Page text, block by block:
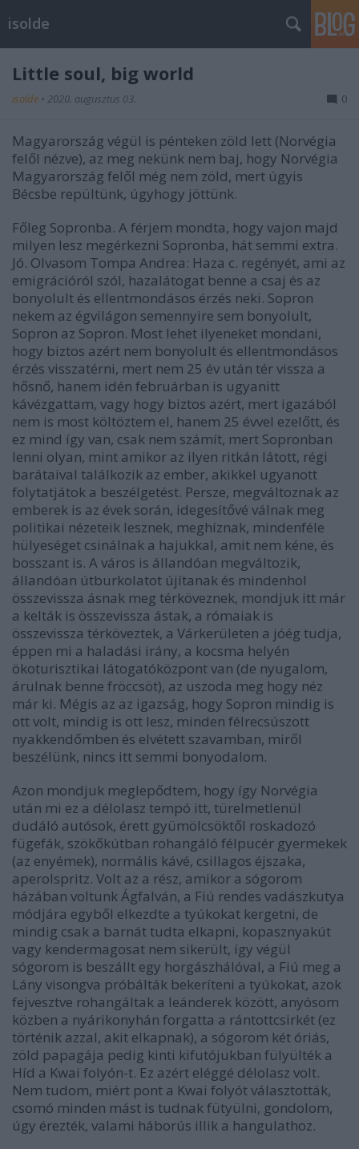
isolde
Little soul, big world
isolde • 2020. augusztus 03. 0
Magyarország végül is pénteken zöld lett (Norvégia
felől nézve), az meg nekünk nem baj, hogy Norvégia
Magyarország felől még nem zöld, mert úgyis
Bécsbe repültünk, úgyhogy jöttünk.
Főleg Sopronba. A férjem mondta, hogy vajon majd
milyen lesz megérkezni Sopronba, hát semmi extra.
Jó. Olvasom Tompa Andrea: Haza c. regényét, ami az
emigrációról szól, hazalátogat benne a csaj és az
bonyolult és ellentmondásos érzés neki. Sopron
nekem az égvilágon semennyire sem bonyolult,
Sopron az Sopron. Most lehet ilyeneket mondani,
hogy biztos azért nem bonyolult és ellentmondásos
érzés visszatérni, mert nem 25 év után tér vissza a
hősnő, hanem idén februárban is ugyanitt
kávézgattam, vagy hogy biztos azért, mert igazából
nem is most költöztem el, hanem 25 évvel ezelőtt, és
ez mind így van, csak nem számít, mert Sopronban
lenni olyan, mint amikor az ilyen ritkán látott, régi
barátaival találkozik az ember, akikkel ugyanott
folytatjátok a beszélgetést. Persze, megváltoznak az
emberek is az évek során, idegesítővé válnak meg
politikai nézeteik lesznek, meghíznak, mindenféle
hülyeséget csinálnak a hajukkal, amit nem kéne, és
bosszant is. A város is állandóan megváltozik,
állandóan útburkolatot újítanak és mindenhol
összevissza ásnak meg térköveznek, mondjuk itt már
a kelták is összevissza ástak, a rómaiak is
összevissza térköveztek, a Várkerületen a jóég tudja,
éppen mi a haladási irány, a kocsma helyén
ökoturisztikai látogatóközpont van (de nyugalom,
árulnak benne fröccsöt), az uszoda meg hogy néz
már ki. Mégis az az igazság, hogy Sopron mindig is
ott volt, mindig is ott lesz, minden félrecsúszott
nyakkendőmben és elvétett szavamban, miről
beszélünk, nincs itt semmi bonyodalom.
Azon mondjuk meglepődtem, hogy így Norvégia
után mi ez a délolasz tempó itt, türelmetlenül
dudáló autósok, érett gyümölcsöktől roskadozó
fügefák, szökőkútban rohangáló félpucér gyermekek
(az enyémek), normális kávé, csillagos éjszaka,
aperolspritz. Volt az a rész, amikor a sógorom
házában voltunk Ágfalván, a Fiú rendes vadászkutya
módjára egyből elkezdte a tyúkokat kergetni, de
mindig csak a barnát tudta elkapni, kopasznyakút
vagy kendermagosat nem sikerült, így végül
sógorom is beszállt egy horgászhálóval, a Fiú meg a
Lány visongva próbálták bekeríteni a tyúkokat, azok
fejvesztve rohangáltak a leánderek között, anyósom
közben a nyárikonyhán forgatta a rántottcsirkét (ez
történik azzal, akit elkapnak), a sógorom két óriás,
zöld papagája pedig kinti kifutójukban fülyülték a
Híd a Kwai folyón-t. Ez azért eléggé délolasz volt.
Nem tudom, miért pont a Kwai folyót választották,
csomó minden mást is tudnak fütyülni, gondolom,
úgy érezték, valami háborús illik a hangulathoz.